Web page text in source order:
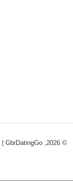
© 2026, GbrDatingGo |